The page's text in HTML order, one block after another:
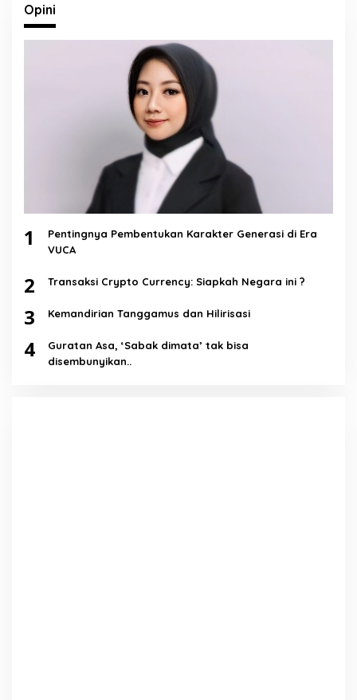
Opini
1
Pentingnya Pembentukan Karakter Generasi di Era
VUCA
2 Transaksi Crypto Currency: Siapkah Negara ini ?
3 Kemandirian Tanggamus dan Hilirisasi
4
Guratan Asa, ‘Sabak dimata’ tak bisa
disembunyikan..